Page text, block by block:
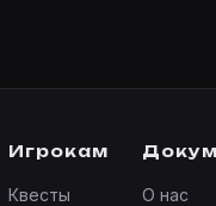
Игрокам
Квесты
О нас